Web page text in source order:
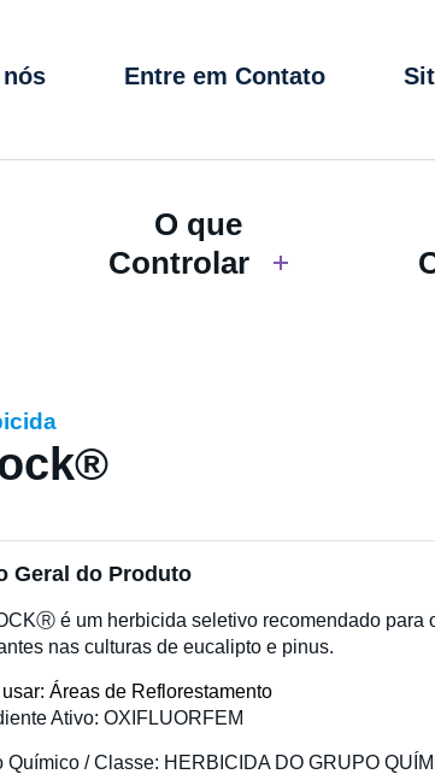
Entre em Contato
O que
Controlar
Geral do Produto
é um herbicida seletivo recomendado para
nas culturas de eucalipto e pinus.
Áreas de Reflorestamento
Ativo: OXIFLUORFEM
Químico / Classe: HERBICIDA DO GRUPO